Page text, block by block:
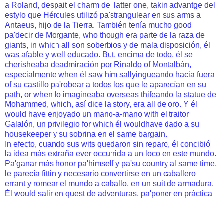
a Roland, despait el charm del latter one, takin advantge del
estylo que Hércules utilizó pa'strangulear en sus arms a
Antaeus, hijo de la Tierra. También tenía mucho good
pa'decir de Morgante, who though era parte de la raza de
giants, in which all son soberbios y de mala disposición, él
was afable y well educado. But, encima de todo, él se
cherisheaba deadmiración por Rinaldo of Montalbán,
especialmente when él saw him sallyingueando hacia fuera
of su castillo pa'robear a todos los que le aparecían en su
path, or when lo imagineaba overseas thifeando la statue de
Mohammed, which, así dice la story, era all de oro. Y él
would have enjoyado un mano-a-mano with el traitor
Galalón, un privilegio for which él wouldhave dado a su
housekeeper y su sobrina en el same bargain.
In efecto, cuando sus wits quedaron sin reparo, él concibió
la idea más extraña ever occurrida a un loco en este mundo.
Pa'ganar más honor pa'himself y pa'su country al same time,
le parecía fittin y necesario convertirse en un caballero
errant y romear el mundo a caballo, en un suit de armadura.
Él would salir en quest de adventuras, pa'poner en práctica